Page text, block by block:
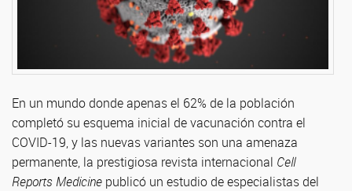
En un mundo donde apenas el 62% de la población
completó su esquema inicial de vacunación contra el
COVID-19, y las nuevas variantes son una amenaza
permanente, la prestigiosa revista internacional Cell
Reports Medicine publicó un estudio de especialistas del